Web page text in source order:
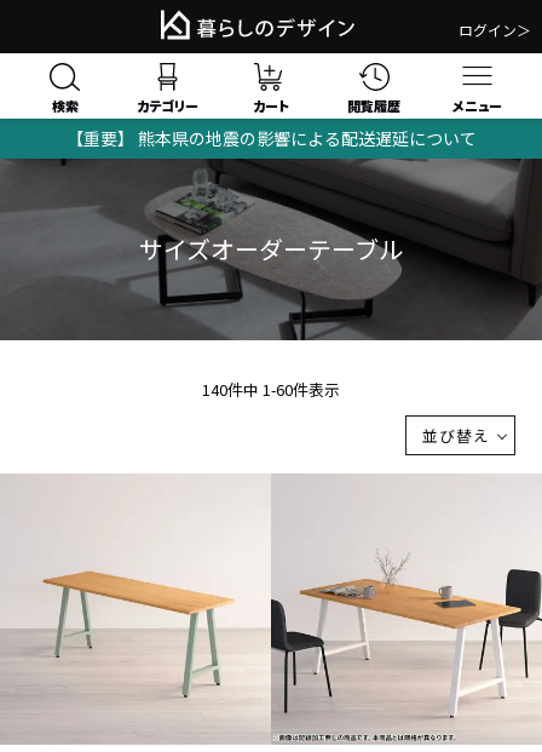
ログイン＞
検索 カテゴリー カート 閲覧履歴 メニュー
【重要】 熊本県の地震の影響による配送遅延について
サイズオーダーテーブル
並び替え
140件中 1-60件表示